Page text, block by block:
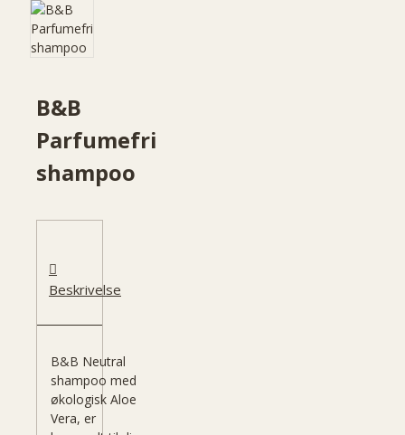
B&B
Parfumefri
shampoo
Beskrivelse
B&B Neutral
shampoo med
økologisk Aloe
Vera, er